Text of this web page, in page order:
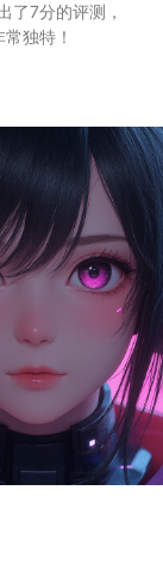
了7分的评测，
独特！